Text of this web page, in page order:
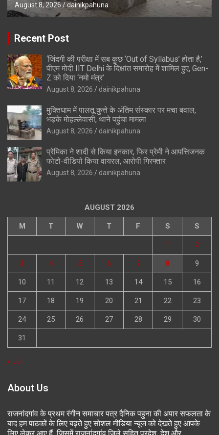
August 8, 2026 dainikpahuna
Recent Post
‘जिंदगी की परीक्षा में सब कुछ ‘Out of Syllabus’ होता है,’
पीएम मोदी IIT Delhi के दिक्षांत समारोह में शामिल हुए, Gen-
Z को दिया ‘नमो मंंत्र’
August 8, 2026 dainikpahuna
मुक्तिधाम में पालतू कुत्ते के अंतिम संस्कार पर मचा बवाल,
भड़के मोहल्लेवासी, थाने पहुंचा मामला
August 8, 2026 dainikpahuna
प्रेमिका ने शादी से किया इनकार, फिर प्रेमी ने आपत्तिजनक
फोटो-वीडियो किया वायरल, आरोपी गिरफ्तार
August 8, 2026 dainikpahuna
AUGUST 2026
M T W T F S S
1 2
3 4 5 6 7 8 9
10 11 12 13 14 15 16
17 18 19 20 21 22 23
24 25 26 27 28 29 30
31
« Jul
About Us
राजनांदगांव के प्रथम रंगीन समाचार पत्र दैनिक पहुना की अपार सफलता के
बाद हम पाठकों के लिए बढ़ते हुए सोशल मीडिया न्यूज को देखते हुए आपके